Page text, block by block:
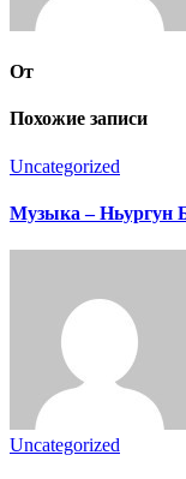
От
Похожие записи
Uncategorized
Музыка – Ньургун
Uncategorized